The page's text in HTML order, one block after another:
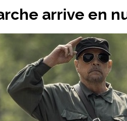
arrive en